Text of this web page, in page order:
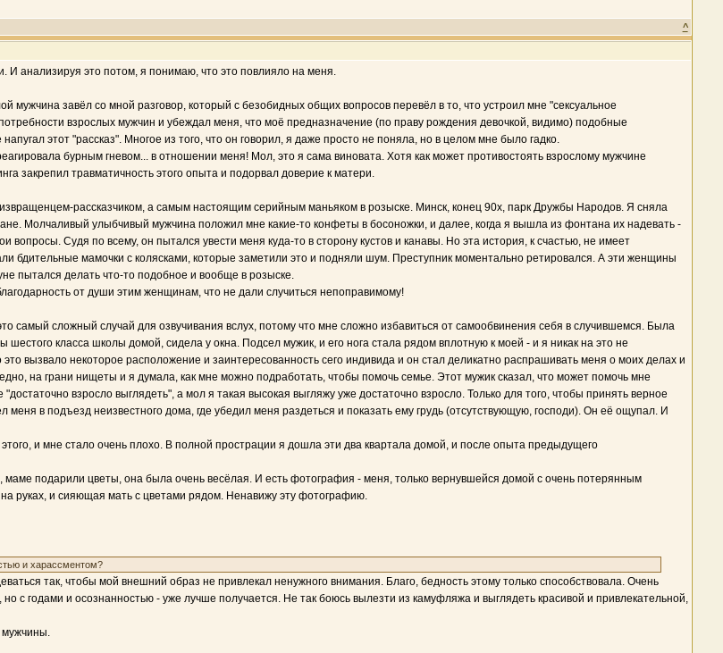
^
анализируя это потом, я понимаю, что это повлияло на меня.
мужчина завёл со мной разговор, который с безобидных общих вопросов перевёл в то, что устроил мне "сексуальное
взрослых мужчин и убеждал меня, что моё предназначение (по праву рождения девочкой, видимо) подобные
этот "рассказ". Многое из того, что он говорил, я даже просто не поняла, но в целом мне было гадко.
бурным гневом... в отношении меня! Мол, это я сама виновата. Хотя как может противостоять взрослому мужчине
закрепил травматичность этого опыта и подорвал доверие к матери.
рассказчиком, а самым настоящим серийным маньяком в розыске. Минск, конец 90х, парк Дружбы Народов. Я сняла
Молчаливый улыбчивый мужчина положил мне какие-то конфеты в босоножки, и далее, когда я вышла из фонтана их надевать -
Судя по всему, он пытался увести меня куда-то в сторону кустов и канавы. Но эта история, к счастью, не имеет
бдительные мамочки с колясками, которые заметили это и подняли шум. Преступник моментально ретировался. А эти женщины
пытался делать что-то подобное и вообще в розыске.
от души этим женщинам, что не дали случиться непоправимому!
самый сложный случай для озвучивания вслух, потому что мне сложно избавиться от самообвинения себя в случившемся. Была
класса школы домой, сидела у окна. Подсел мужик, и его нога стала рядом вплотную к моей - и я никак на это не
вызвало некоторое расположение и заинтересованность сего индивида и он стал деликатно распрашивать меня о моих делах и
на грани нищеты и я думала, как мне можно подработать, чтобы помочь семье. Этот мужик сказал, что может помочь мне
взросло выглядеть", а мол я такая высокая выгляжу уже достаточно взросло. Только для того, чтобы принять верное
в подъезд неизвестного дома, где убедил меня раздеться и показать ему грудь (отсутствующую, господи). Он её ощупал. И
и мне стало очень плохо. В полной прострации я дошла эти два квартала домой, и после опыта предыдущего
маме подарили цветы, она была очень весёлая. И есть фотография - меня, только вернувшейся домой с очень потерянным
руках, и сияющая мать с цветами рядом. Ненавижу эту фотографию.
и харассментом?
так, чтобы мой внешний образ не привлекал ненужного внимания. Благо, бедность этому только способствовала. Очень
с годами и осознанностью - уже лучше получается. Не так боюсь вылезти из камуфляжа и выглядеть красивой и привлекательной,
мужчины.